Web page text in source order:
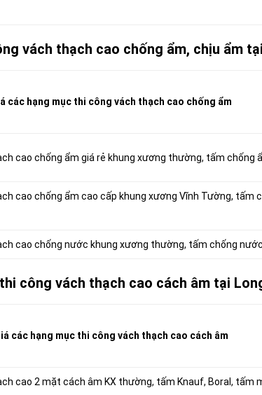
vách thạch cao chống ẩm, chịu ẩm
các hạng mục thi công vách thạch cao chống ẩm
cao chống ẩm giá rẻ khung xương thường, tấm chống
cao chống ẩm cao cấp khung xương Vĩnh Tường, tấm
cao chống nước khung xương thường, tấm chống
công vách thạch cao cách âm tại
các hạng mục thi công vách thạch cao cách âm
cao 2 mặt cách âm KX thường, tấm Knauf, Boral, tấm